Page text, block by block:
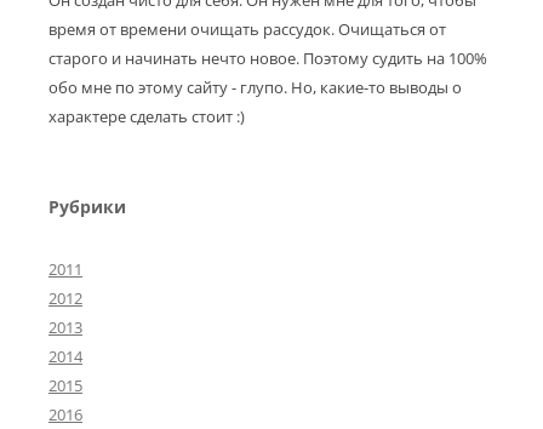
время от времени очищать рассудок. Очищаться от
старого и начинать нечто новое. Поэтому судить на 100%
обо мне по этому сайту - глупо. Но, какие-то выводы о
характере сделать стоит :)
Рубрики
2011
2012
2013
2014
2015
2016